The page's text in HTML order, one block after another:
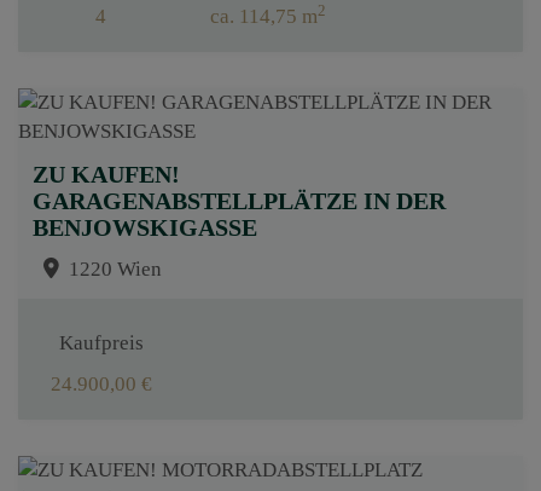
4
ca. 114,75 m2
ZU KAUFEN!
GARAGENABSTELLPLÄTZE IN DER
BENJOWSKIGASSE
1220 Wien
Kaufpreis
24.900,00 €